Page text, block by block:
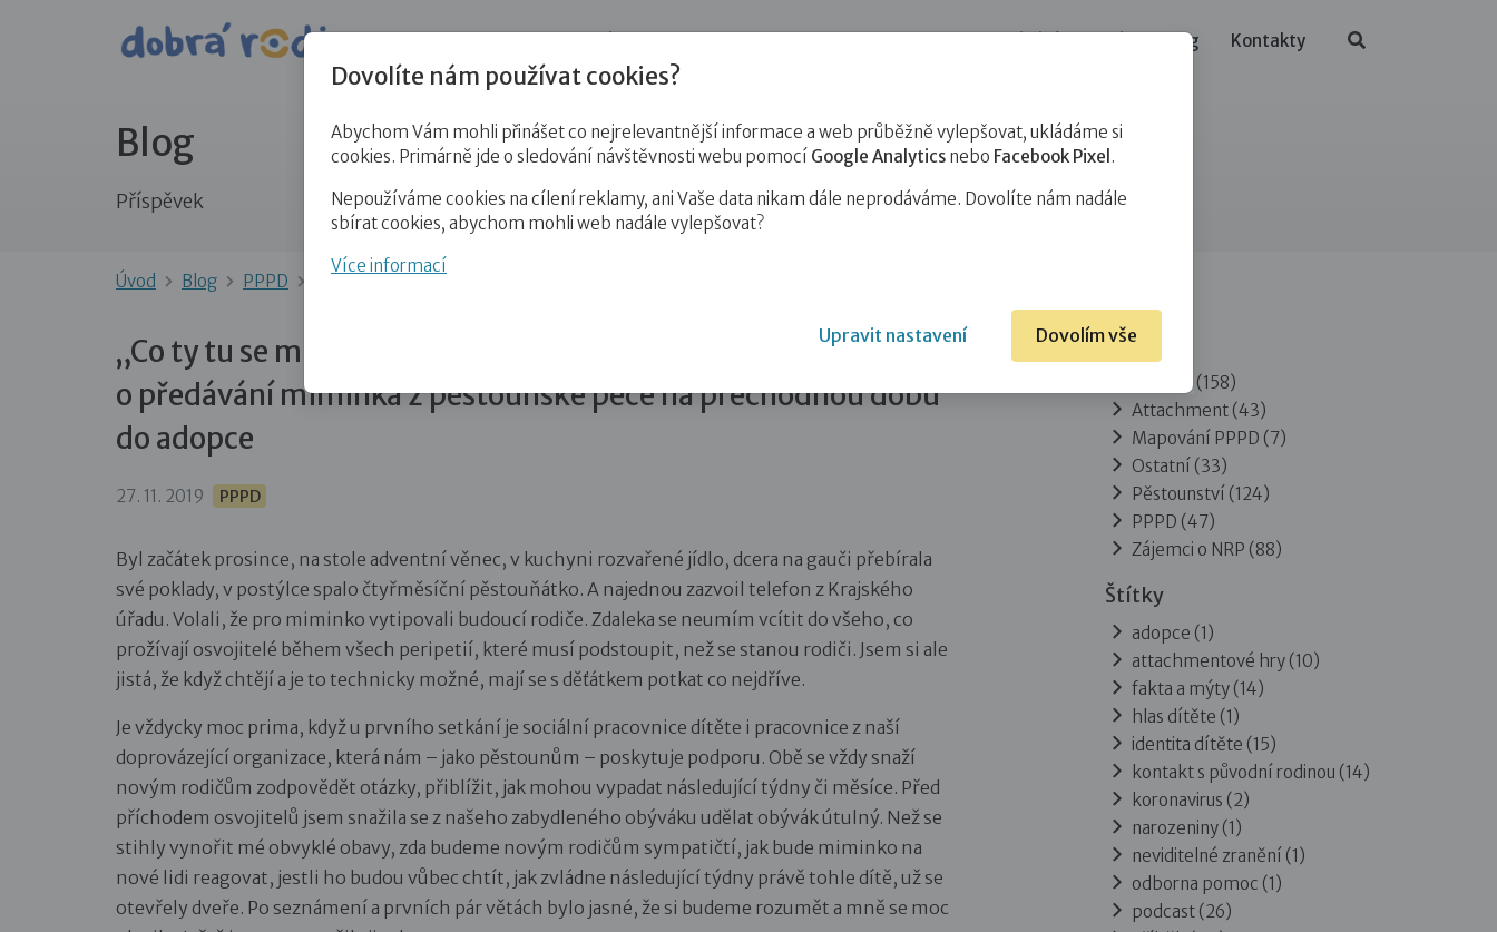
Blog Kontakty
Blog
Příspěvek
Úvod Blog PPPD „Co ty tu se mnou ještě děláš? Já už…
„Co ty tu se mnou ještě děláš? Já už patřím jinam.“ aneb
o předávání miminka z pěstounské péče na přechodnou dobu
do adopce
27. 11. 2019 PPPD
Byl začátek prosince, na stole adventní věnec, v kuchyni rozvařené jídlo, dcera na gauči přebírala
své poklady, v postýlce spalo čtyřměsíční pěstouňátko. A najednou zazvoil telefon z Krajského
úřadu. Volali, že pro miminko vytipovali budoucí rodiče. Zdaleka se neumím vcítit do všeho, co
prožívají osvojitelé během všech peripetií, které musí podstoupit, než se stanou rodiči. Jsem si ale
jistá, že když chtějí a je to technicky možné, mají se s děťátkem potkat co nejdříve.
Je vždycky moc prima, když u prvního setkání je sociální pracovnice dítěte i pracovnice z naší
doprovázející organizace, která nám – jako pěstounům – poskytuje podporu. Obě se vždy snaží
novým rodičům zodpovědět otázky, přiblížit, jak mohou vypadat následující týdny či měsíce. Před
příchodem osvojitelů jsem snažila se z našeho zabydleného obýváku udělat obývák útulný. Než se
stihly vynořit mé obvyklé obavy, zda budeme novým rodičům sympatičtí, jak bude miminko na
nové lidi reagovat, jestli ho budou vůbec chtít, jak zvládne následující týdny právě tohle dítě, už se
otevřely dveře. Po seznámení a prvních pár větách bylo jasné, že si budeme rozumět a mně se moc
Rubriky
Adopce(158)
Attachment(43)
Mapování PPPD (7)
Ostatní (33)
Pěstounství (124)
PPPD (47)
Zájemci o NRP (88)
Štítky
adopce (1)
attachmentové hry (10)
fakta a mýty (14)
hlas dítěte (1)
identita dítěte (15)
kontakt s původní rodinou (14)
koronavirus (2)
narozeniny (1)
neviditelné zranění (1)
odborna pomoc (1)
podcast (26)
Dovolíte nám používat cookies?
Abychom Vám mohli přinášet co nejrelevantnější informace a web průběžně vylepšovat, ukládáme si
cookies. Primárně jde o sledování návštěvnosti webu pomocí Google Analytics nebo Facebook Pixel .
Nepoužíváme cookies na cílení reklamy, ani Vaše data nikam dále neprodáváme. Dovolíte nám nadále
sbírat cookies, abychom mohli web nadále vylepšovat?
Více informací
Upravit nastavení Dovolím vše